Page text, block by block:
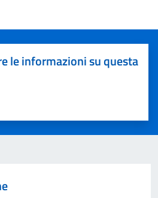
le informazioni su questa
stelle su 5
su 5
5